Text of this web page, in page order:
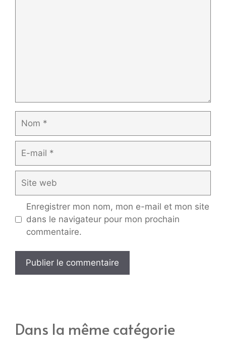
mail
web
Enregistrer mon nom, mon e-mail et mon site
dans le navigateur pour mon prochain
commentaire.
Dans la même catégorie